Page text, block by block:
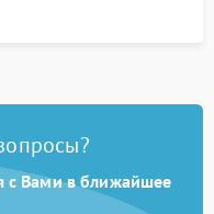
с Вами в ближайшее